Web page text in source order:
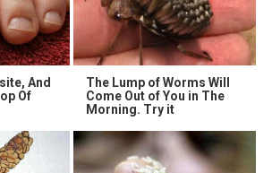
And
Of
The Lump of Worms Will
Come Out of You in The
Morning. Try it